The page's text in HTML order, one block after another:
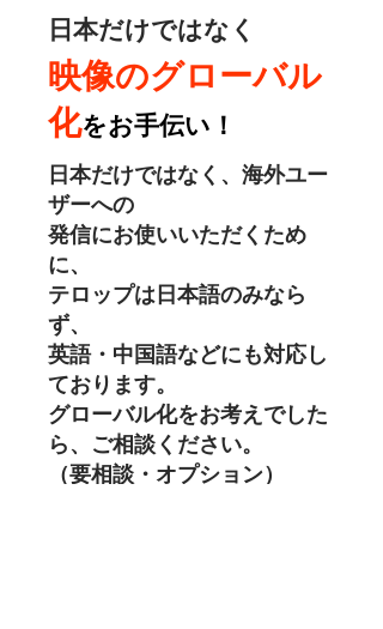
日本だけではなく
映像のグローバル
化をお手伝い！
日本だけではなく、 海外ユー
ザーへの
発信にお使いいただくため
に、
テロップは日本語のみなら
ず、
英語・中国語などにも対応し
ております。
グローバル化をお考えでした
ら、ご相談ください。
（要相談・オプション）